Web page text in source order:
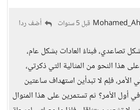
قبل 5 سنوات أضف ردا
تصاعدي، فبناءُ العادات بشكل عام،
هذا النحو من المثالية التي ذكرتي،
فلِم لا تبدأين استهداف ساعتين
أول الأمر؟ ثم تستمرين على هذا المنوال